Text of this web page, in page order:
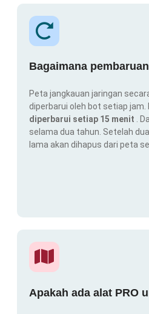
Bagaimana
Peta jangkauan jaringan
diperbarui oleh bot setiap
diperbarui setiap 15 menit
.
selama dua tahun. Setelah
lama akan dihapus dari peta
Apakah ada alat PRO